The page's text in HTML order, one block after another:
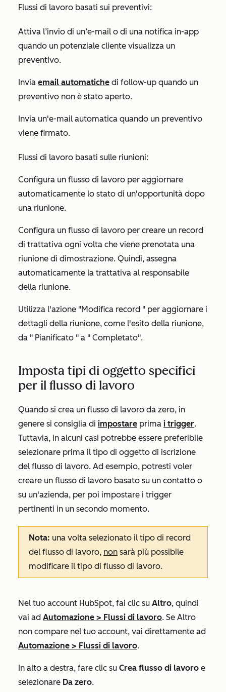
Flussi di lavoro basati sui preventivi:
Attiva l’invio di un’e-mail o di una notifica in-app
quando un potenziale cliente visualizza un
preventivo.
Invia email automatiche di follow-up quando un
preventivo non è stato aperto.
Invia un'e-mail automatica quando un preventivo
viene firmato.
Flussi di lavoro basati sulle riunioni:
Configura un flusso di lavoro per aggiornare
automaticamente lo stato di un'opportunità dopo
una riunione.
Configura un flusso di lavoro per creare un record
di trattativa ogni volta che viene prenotata una
riunione di dimostrazione. Quindi, assegna
automaticamente la trattativa al responsabile
della riunione.
Utilizza l'azione "Modifica record " per aggiornare i
dettagli della riunione, come l'esito della riunione,
da " Pianificato " a " Completato".
Imposta tipi di oggetto specifici
per il flusso di lavoro
Quando si crea un flusso di lavoro da zero, in
genere si consiglia di impostare prima i trigger.
Tuttavia, in alcuni casi potrebbe essere preferibile
selezionare prima il tipo di oggetto di iscrizione
del flusso di lavoro. Ad esempio, potresti voler
creare un flusso di lavoro basato su un contatto o
su un'azienda, per poi impostare i trigger
pertinenti in un secondo momento.
Nota: una volta selezionato il tipo di record
del flusso di lavoro, non sarà più possibile
modificare il tipo di flusso di lavoro.
Nel tuo account HubSpot, fai clic su Altro, quindi
vai ad Automazione > Flussi di lavoro. Se Altro
non compare nel tuo account, vai direttamente ad
Automazione > Flussi di lavoro.
In alto a destra, fare clic su Crea flusso di lavoro e
selezionare Da zero.